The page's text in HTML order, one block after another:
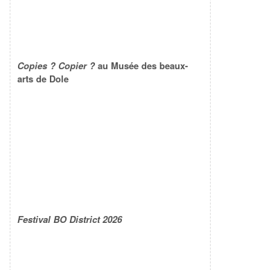
Copies ? Copier ? au Musée des beaux-
arts de Dole
Festival BO District 2026